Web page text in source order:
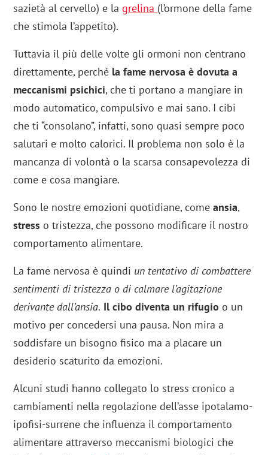
sazietà al cervello) e lagrelina (l’ormone della fame
che stimola l’appetito).
Tuttavia il più delle volte gli ormoni non c’entrano
direttamente, perché la fame nervosa è dovuta a
meccanismi psichici, che ti portano a mangiare in
modo automatico, compulsivo e mai sano. I cibi
che ti “consolano”, infatti, sono quasi sempre poco
salutari e molto calorici. Il problema non solo è la
mancanza di volontà o la scarsa consapevolezza di
come e cosa mangiare.
Sono le nostre emozioni quotidiane, comeansia,
stress o tristezza, che possono modificare il nostro
comportamento alimentare.
La fame nervosa è quindi un tentativo di combattere
sentimenti di tristezza o di calmare l’agitazione
derivante dall’ansia. Il cibo diventa un rifugio o un
motivo per concedersi una pausa. Non mira a
soddisfare un bisogno fisico ma a placare un
desiderio scaturito da emozioni.
Alcuni studi hanno collegato lo stress cronico a
cambiamenti nella regolazione dell’asse ipotalamo-
ipofisi-surrene che influenza il comportamento
alimentare attraverso meccanismi biologici che